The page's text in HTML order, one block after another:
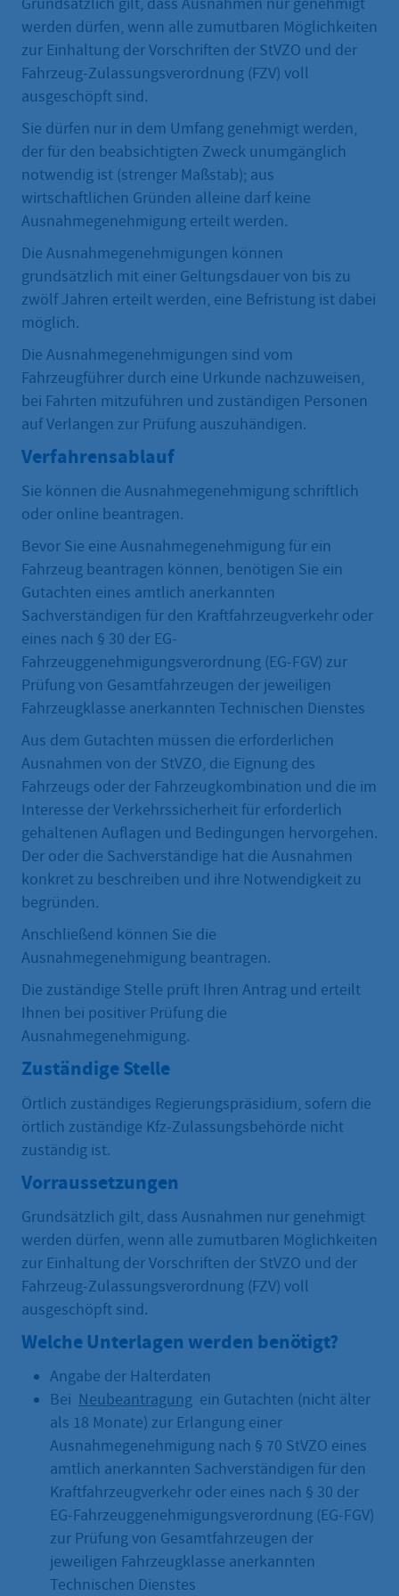
Grundsätzlich gilt, dass Ausnahmen nur genehmigt
werden dürfen, wenn alle zumutbaren Möglichkeiten
zur Einhaltung der Vorschriften der StVZO und der
Fahrzeug-Zulassungsverordnung (FZV) voll
ausgeschöpft sind.
Sie dürfen nur in dem Umfang genehmigt werden,
der für den beabsichtigten Zweck unumgänglich
notwendig ist (strenger Maßstab); aus
wirtschaftlichen Gründen alleine darf keine
Ausnahmegenehmigung erteilt werden.
Die Ausnahmegenehmigungen können
grundsätzlich mit einer Geltungsdauer von bis zu
zwölf Jahren erteilt werden, eine Befristung ist dabei
möglich.
Die Ausnahmegenehmigungen sind vom
Fahrzeugführer durch eine Urkunde nachzuweisen,
bei Fahrten mitzuführen und zuständigen Personen
auf Verlangen zur Prüfung auszuhändigen.
Verfahrensablauf
Sie können die Ausnahmegenehmigung schriftlich
oder online beantragen.
Bevor Sie eine Ausnahmegenehmigung für ein
Fahrzeug beantragen können, benötigen Sie ein
Gutachten eines amtlich anerkannten
Sachverständigen für den Kraftfahrzeugverkehr oder
eines nach § 30 der EG-
Fahrzeuggenehmigungsverordnung (EG-FGV) zur
Prüfung von Gesamtfahrzeugen der jeweiligen
Fahrzeugklasse anerkannten Technischen Dienstes
Aus dem Gutachten müssen die erforderlichen
Ausnahmen von der StVZO, die Eignung des
Fahrzeugs oder der Fahrzeugkombination und die im
Interesse der Verkehrssicherheit für erforderlich
gehaltenen Auflagen und Bedingungen hervorgehen.
Der oder die Sachverständige hat die Ausnahmen
konkret zu beschreiben und ihre Notwendigkeit zu
begründen.
Anschließend können Sie die
Ausnahmegenehmigung beantragen.
Die zuständige Stelle prüft Ihren Antrag und erteilt
Ihnen bei positiver Prüfung die
Ausnahmegenehmigung.
Zuständige Stelle
Örtlich zuständiges Regierungspräsidium, sofern die
örtlich zuständige Kfz-Zulassungsbehörde nicht
zuständig ist.
Vorraussetzungen
Grundsätzlich gilt, dass Ausnahmen nur genehmigt
werden dürfen, wenn alle zumutbaren Möglichkeiten
zur Einhaltung der Vorschriften der StVZO und der
Fahrzeug-Zulassungsverordnung (FZV) voll
ausgeschöpft sind.
Welche Unterlagen werden benötigt?
Angabe der Halterdaten
Bei Neubeantragung ein Gutachten (nicht älter
als 18 Monate) zur Erlangung einer
Ausnahmegenehmigung nach § 70 StVZO eines
amtlich anerkannten Sachverständigen für den
Kraftfahrzeugverkehr oder eines nach § 30 der
EG-Fahrzeuggenehmigungsverordnung (EG-FGV)
zur Prüfung von Gesamtfahrzeugen der
jeweiligen Fahrzeugklasse anerkannten
Technischen Dienstes